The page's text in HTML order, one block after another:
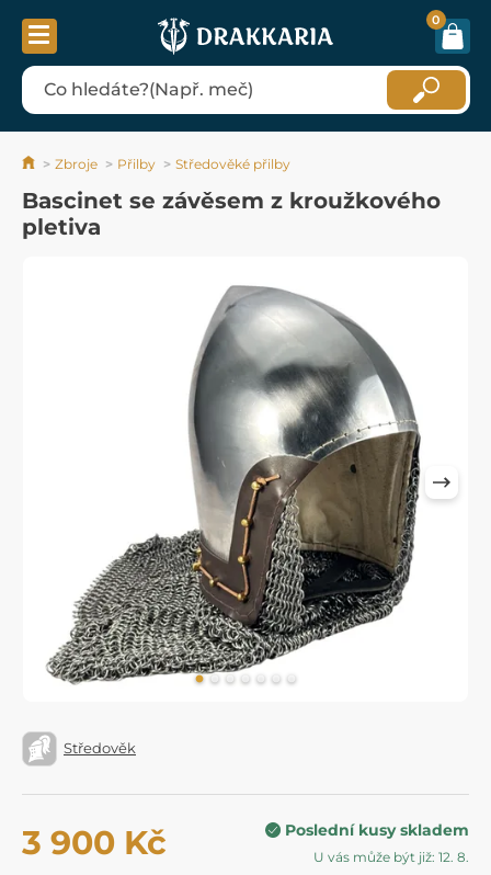
0
Zbroje Přilby Středověké přilby
Bascinet se závěsem z kroužkového
pletiva
Středověk
3 900 Kč Poslední kusy skladem
U vás může být již: 12. 8.